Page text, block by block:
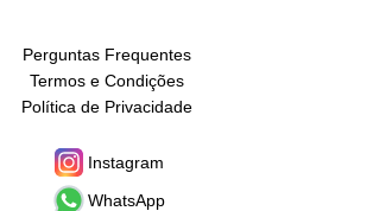
Perguntas Frequentes
Termos e Condições
Política de Privacidade
Instagram
WhatsApp